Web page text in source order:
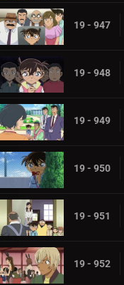
19 - 947
19 - 948
19 - 949
19 - 950
19 - 951
19 - 952